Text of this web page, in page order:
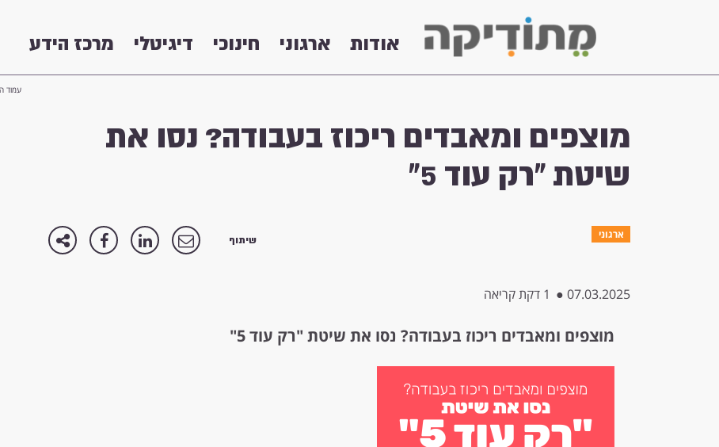
אודות ארגוני חינוכי דיגיטלי מרכז הידע
עמוד
מוצפים ומאבדים ריכוז בעבודה? נסו את
שיטת "רק עוד 5"
ארגוני שיתוף
07.03.2025
● 1 דקת קריאה
מוצפים ומאבדים ריכוז בעבודה? נסו את שיטת "רק עוד 5"